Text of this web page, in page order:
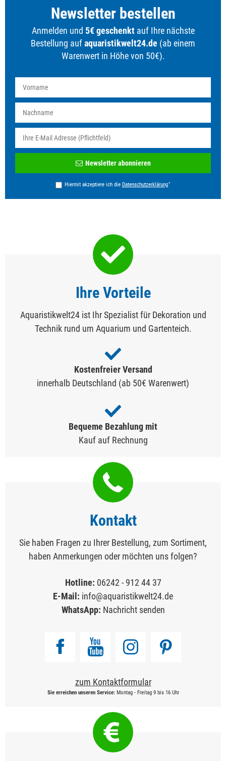
Newsletter bestellen
Anmelden und 5€ geschenktauf Ihre nächste
Bestellung aufaquaristikwelt24.de (ab einem
Warenwert in Höhe von 50€).
Honig
Newsletter abonnieren
Hiermit akzeptiere ich die Daten­schutz­erklärung*
Ihre Vorteile
Aquaristikwelt24 ist Ihr Spezialist für Dekoration und
Technik rund um Aquarium und Gartenteich.
Kostenfreier Versand
innerhalb Deutschland (ab 50€ Warenwert)
Bequeme Bezahlung mit
Kauf auf Rechnung
Kontakt
Sie haben Fragen zu Ihrer Bestellung, zum Sortiment,
haben Anmerkungen oder möchten uns folgen?
Hotline: 06242 - 912 44 37
E-Mail: info@aquaristikwelt24.de
WhatsApp: Nachricht senden
zum Kontaktformular
Sie erreichen unseren Service:Montag - Freitag 9 bis 16 Uhr